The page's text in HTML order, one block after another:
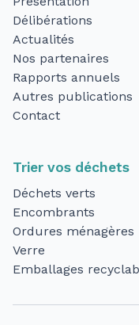
Délibérations
Actualités
Nos partenaires
Rapports annuels
Autres publications
Contact
Trier vos déchets
Déchets verts
Encombrants
Ordures ménagères
Verre
Emballages